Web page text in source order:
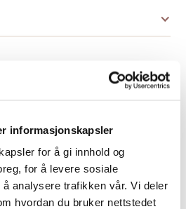
informasjonskapsler
for å gi innhold og
for å levere sosiale
analysere trafikken vår. Vi deler
hvordan du bruker nettstedet
Camp:
Zeit mit den
·Preis:1200 NOK
Begeben Sie sich
Wanderung entlang des
– gemeinsam mit